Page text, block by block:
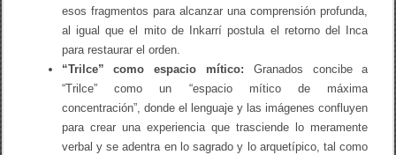
esos fragmentos para alcanzar una comprensión profunda,
al igual que el mito de Inkarrí postula el retorno del Inca
para restaurar el orden.
“Trilce” como espacio mítico: Granados concibe a
“Trilce” como un “espacio mítico de máxima
concentración”, donde el lenguaje y las imágenes confluyen
para crear una experiencia que trasciende lo meramente
verbal y se adentra en lo sagrado y lo arquetípico, tal como